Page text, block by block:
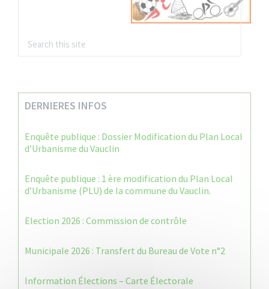
DERNIERES INFOS
Enquête publique : Dossier Modification du Plan Local
d’Urbanisme du Vauclin
Enquête publique : 1 ère modification du Plan Local
d’Urbanisme (PLU) de la commune du Vauclin.
Election 2026 : Commission de contrôle
Municipale 2026 : Transfert du Bureau de Vote n°2
Information Élections – Carte Électorale